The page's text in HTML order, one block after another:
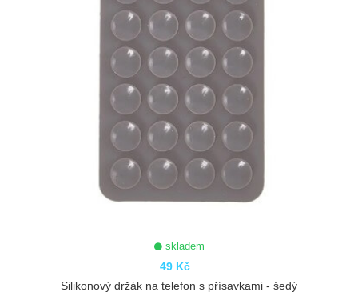
skladem
49 Kč
Silikonový držák na telefon s přísavkami - šedý